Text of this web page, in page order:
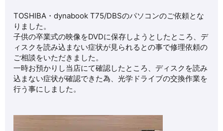
TOSHIBA・dynabook T75/DBSのパソコンのご依頼とな
りました。
子供の卒業式の映像をDVDに保存しようとしたところ、デ
ィスクを読み込まない症状が見られるとの事で修理依頼の
ご相談をいただきました。
一時お預かりし当店にて確認したところ、ディスクを読み
込まない症状が確認できた為、光学ドライブの交換作業を
行う事にしました。